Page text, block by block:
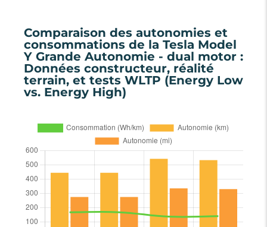
Comparaison des autonomies et
consommations de la Tesla Model
Y Grande Autonomie - dual motor :
Données constructeur, réalité
terrain, et tests WLTP (Energy Low
vs. Energy High)